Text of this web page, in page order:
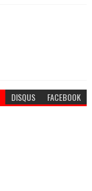
DISQUS FACEBOOK